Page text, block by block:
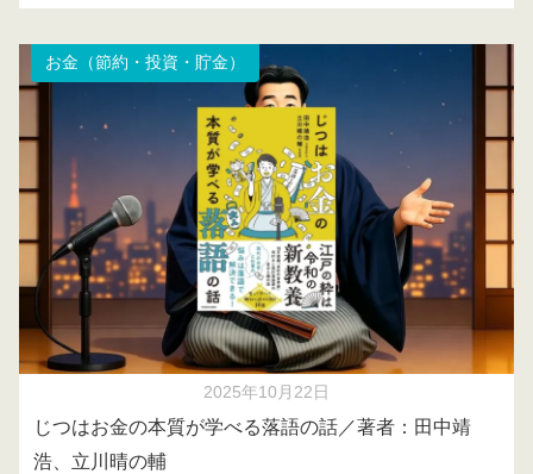
お金（節約・投資・貯金）
2025年10月22日
じつはお金の本質が学べる落語の話／著者：田中靖
浩、立川晴の輔